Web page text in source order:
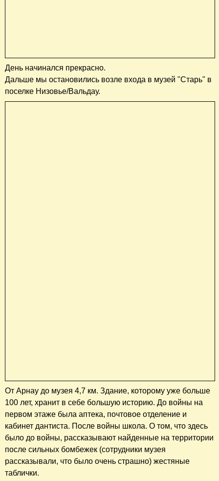
День начинался прекрасно.
Дальше мы остановились возле входа в музей "Старь" в
поселке Низовье/Вальдау.
От Арнау до музея 4,7 км. Здание, которому уже больше
100 лет, хранит в себе большую историю. До войны на
первом этаже была аптека, почтовое отделение и
кабинет дантиста. После войны школа. О том, что здесь
было до войны, рассказывают найденные на территории
после сильных бомбежек (сотрудники музея
рассказывали, что было очень страшно) жестяные
таблички.